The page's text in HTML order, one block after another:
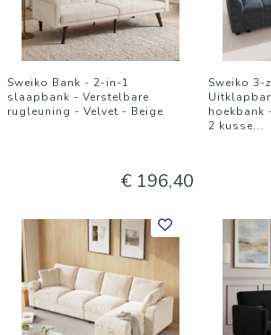
Sweiko Bank - 2-in-1
slaapbank - Verstelbare
rugleuning - Velvet - Beige
€ 196,40
Sweiko 3-
hoekbank
2 kusse...